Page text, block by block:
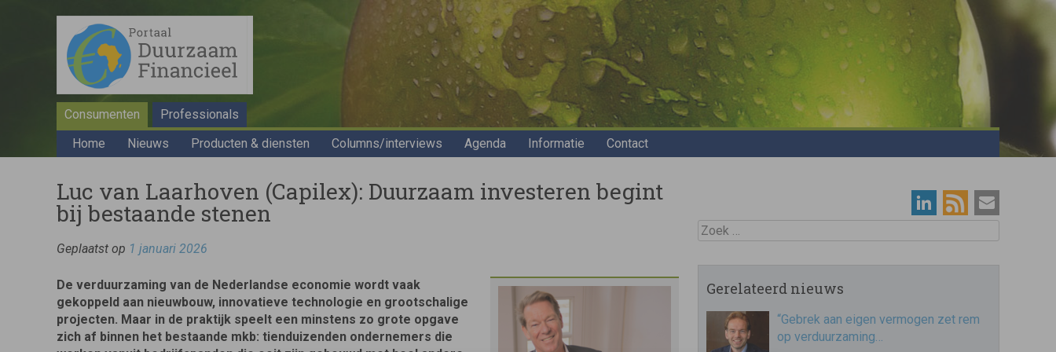
Consumenten
Professionals
Home
Nieuws Producten & diensten Columns/interviews Agenda Informatie Contact
Luc van Laarhoven (Capilex): Duurzaam investeren begint
bij bestaande stenen
Geplaatst op 1 januari 2026
De verduurzaming van de Nederlandse economie wordt vaak
gekoppeld aan nieuwbouw, innovatieve technologie en grootschalige
projecten. Maar in de praktijk speelt een minstens zo grote opgave
zich af binnen het bestaande mkb: tienduizenden ondernemers die
Zoek
Gerelateerd nieuws
“Gebrek aan eigen vermogen zet rem
op verduurzaming…